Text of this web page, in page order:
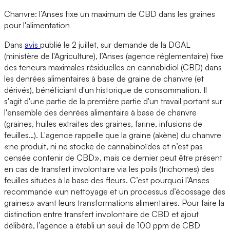
Chanvre: l’Anses fixe un maximum de CBD dans les graines
pour l'alimentation
Dans avis publié le 2 juillet, sur demande de la DGAL
(ministère de l'Agriculture), l’Anses (agence réglementaire) fixe
des teneurs maximales résiduelles en cannabidiol (CBD) dans
les denrées alimentaires à base de graine de chanvre (et
dérivés), bénéficiant d'un historique de consommation. Il
s'agit d'une partie de la première partie d'un travail portant sur
l'ensemble des denrées alimentaire à base de chanvre
(graines, huiles extraites des graines, farine, infusions de
feuilles…). L'agence rappelle que la graine (akène) du chanvre
«ne produit, ni ne stocke de cannabinoïdes et n’est pas
censée contenir de CBD», mais ce dernier peut être présent
en cas de transfert involontaire via les poils (trichomes) des
feuilles situées à la base des fleurs. C’est pourquoi l’Anses
recommande «un nettoyage et un processus d’écossage des
graines» avant leurs transformations alimentaires. Pour faire la
distinction entre transfert involontaire de CBD et ajout
délibéré, l’agence a établi un seuil de 100 ppm de CBD